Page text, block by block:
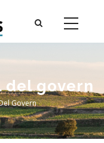
del govern
Govern